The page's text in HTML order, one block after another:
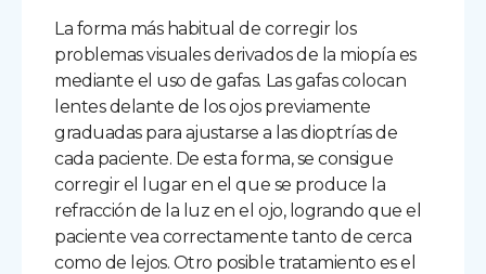
La forma más habitual de corregir los
problemas visuales derivados de la miopía es
mediante el uso de gafas. Las gafas colocan
lentes delante de los ojos previamente
graduadas para ajustarse a las dioptrías de
cada paciente. De esta forma, se consigue
corregir el lugar en el que se produce la
refracción de la luz en el ojo, logrando que el
paciente vea correctamente tanto de cerca
como de lejos. Otro posible tratamiento es el